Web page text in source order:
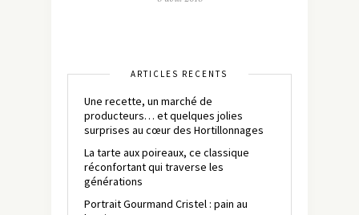
ARTICLES RÉCENTS
Une recette, un marché de
producteurs… et quelques jolies
surprises au cœur des Hortillonnages
La tarte aux poireaux, ce classique
réconfortant qui traverse les
générations
Portrait Gourmand Cristel : pain au